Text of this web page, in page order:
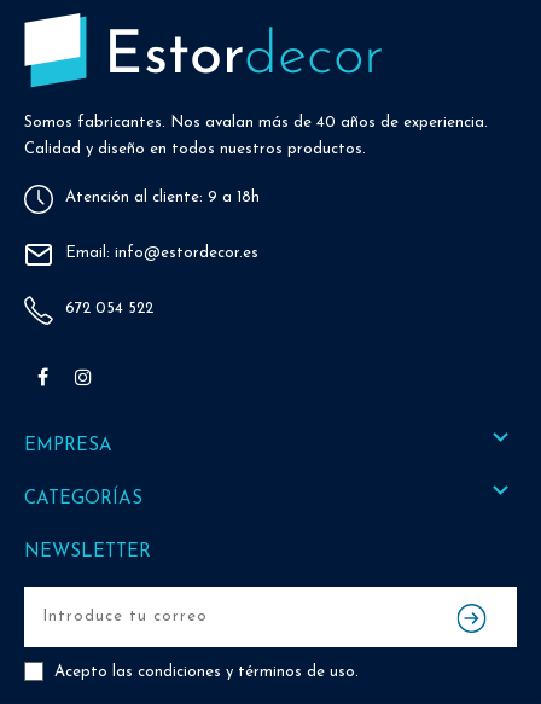
Somos fabricantes. Nos avalan más de 40 años de experiencia.
Calidad y diseño en todos nuestros productos.
Atención al cliente: 9 a 18h
Email: info@estordecor.es
672 054 522
Facebook
EMPRESA 
CATEGORÍAS 
NEWSLETTER
Acepto las condiciones y términos de uso.